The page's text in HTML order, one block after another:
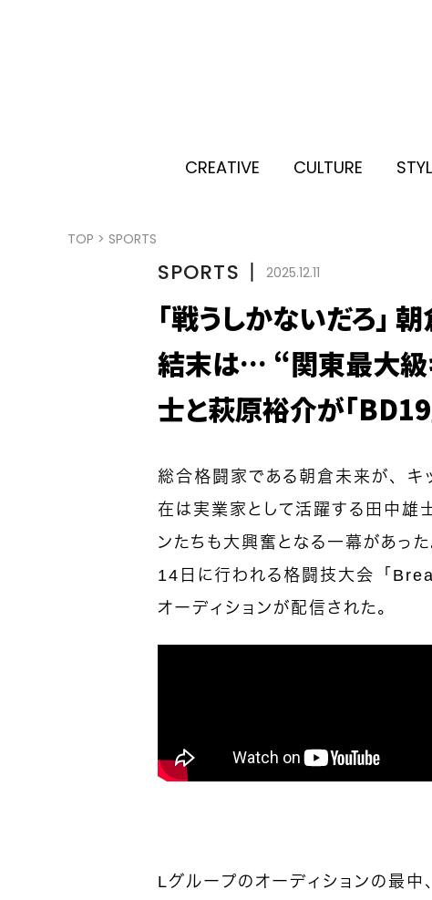
CREATIVE CULTURE
TOP > SPORTS
SPORTS 丨 2025.12.11
「戦うしかないだろ」
結末は… “関東最大級
士と萩原裕介が「
総合格闘家である朝倉未来が、キ
在は実業家として活躍する田中雄
ンたちも大興奮となる一幕があっ
14日に行われる格闘技大会「
オーディションが配信された。
Lグループのオーディションの最